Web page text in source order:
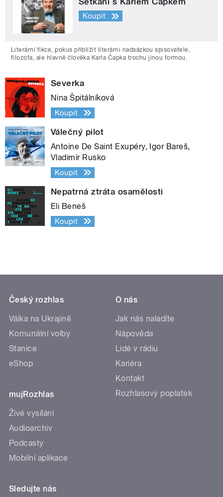
Koupit
Literární fikce, pokus přiblížit literární nadsázkou spisovatele,
filozofa, ale hlavně člověka Karla Čapka trochu jinou formou.
Severka
Nina Špitálníková
Koupit
Válečný pilot
Antoine De Saint Exupéry, Igor Bareš,
Vladimír Rusko
Koupit
Nepatrná ztráta osamělosti
Eli Beneš
Koupit
Český rozhlas
Válka na Ukrajině
Komunální volby
Stanice
eShop
mujRozhlas
Živé vysílání
Audioarchiv
Podcasty
Mobilní aplikace
O nás
Jak nás naladíte
Nápověda
Lidé v rádiu
Kariéra
Kontakt
Rozhlasový poplatek
Sledujte nás